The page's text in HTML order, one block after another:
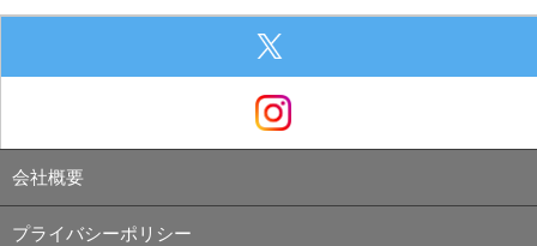
会社概要
プライバシーポリシー